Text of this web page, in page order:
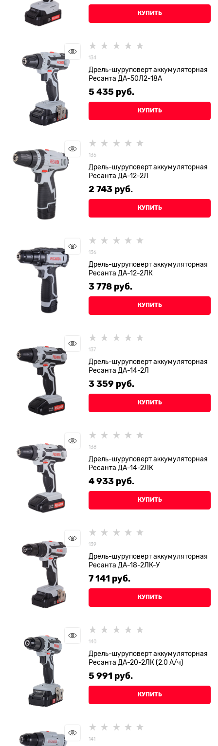
КУПИТЬ
134
Дрель-шуруповерт аккумуляторная
Ресанта ДА-50Л2-18А
5 435 руб.
КУПИТЬ
135
Дрель-шуруповерт аккумуляторная
Ресанта ДА-12-2Л
2 743 руб.
КУПИТЬ
136
Дрель-шуруповерт аккумуляторная
Ресанта ДА-12-2ЛК
3 778 руб.
КУПИТЬ
137
Дрель-шуруповерт аккумуляторная
Ресанта ДА-14-2Л
3 359 руб.
КУПИТЬ
138
Дрель-шуруповерт аккумуляторная
Ресанта ДА-14-2ЛК
4 933 руб.
КУПИТЬ
139
Дрель-шуруповерт аккумуляторная
Ресанта ДА-18-2ЛК-У
7 141 руб.
КУПИТЬ
140
Дрель-шуруповерт аккумуляторная
Ресанта ДА-20-2ЛК (2,0 А/ч)
5 991 руб.
КУПИТЬ
141